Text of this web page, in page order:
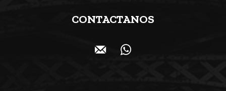
CONTACTANOS